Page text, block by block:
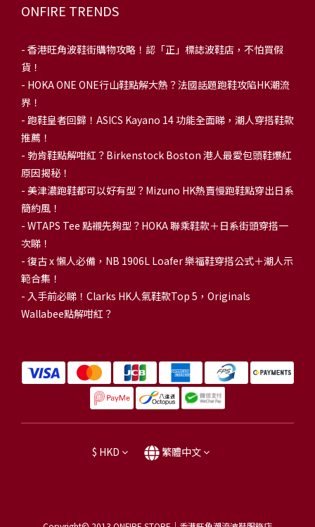
ONFIRE TRENDS
- 香港旺角波鞋街購物攻略！認「正」標誌波鞋店，不怕買假
貨！
- HOKA ONE ONE行山鞋點解大熱？法國話題跑鞋攻陷HK潮流
界！
- 跑鞋皇者回歸！ASICS Kayano 14 功能全面睇，潮人穿搭鞋款
推薦！
- 勃肯鞋點解咁紅？Birkenstock Boston 港人最愛包頭鞋爆紅
原因揭秘！
- 美津濃跑鞋都可以好有型？Mizuno HK熱賣慢跑鞋點穿出日系
簡約風！
- WTAPS Tee 點襯先夠型？HOKA 聯乘鞋款＋日系街頭穿搭一
次睇！
- 復古 x 懶人必備，NB 1906L Loafer 樂福鞋穿搭公式＋潮人示
範合集！
- 入手前必睇！Clarks HK人氣鞋款Top 5，Originals
Wallabee點解咁紅？
$ HKD 繁體中文